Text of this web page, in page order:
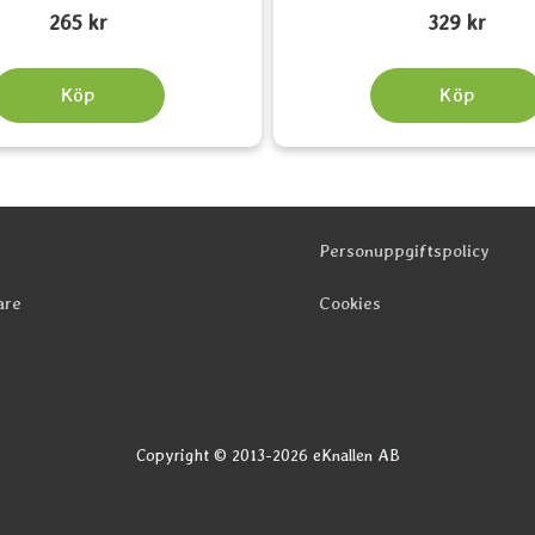
265 kr
Köp
329 kr
Köp
Personuppgiftspolicy
Cookies
Copyright © 2013-2026 eKnallen AB